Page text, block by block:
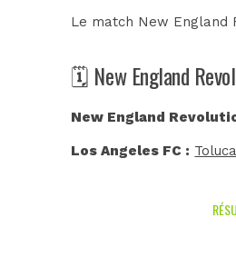
Le match New England
🗓️ New England
New England
Los Angeles FC :